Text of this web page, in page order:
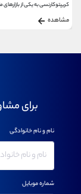
کریپتوکارنسی به یکی از
مشاهده
برای
نام و نام خانوادگی
شماره موبایل